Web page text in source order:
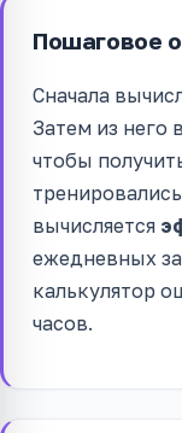
Пошаговое
Сначала
Затем из него
чтобы
вычисляется
ежедневных
калькулятор
часов.